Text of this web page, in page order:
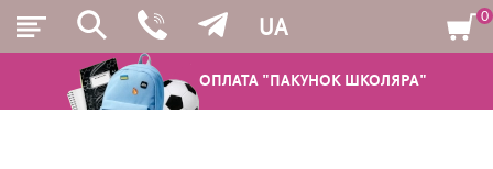
ОПЛАТА "ПАКУНОК ШКОЛЯРА"
UA 0